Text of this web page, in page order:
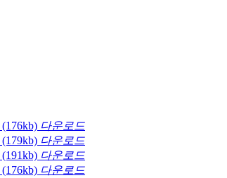
(176kb) 다운로드
(179kb) 다운로드
(191kb) 다운로드
(176kb) 다운로드